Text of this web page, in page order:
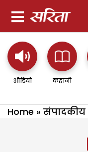
ऑडियो कहानी
Home » संपादकीय